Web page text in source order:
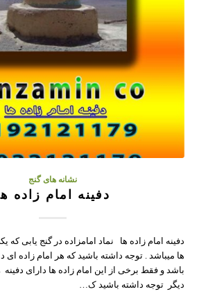
نشانه های گنج
دفینه امام زاده
دفینه امام زاده ها نماد امامزاده در گنج یابی که
ها میباشد . توجه داشته باشید که هر امام زاده ای
باشد و فقط برخی از این امام زاده ها دارای
دیگر توجه داشته باشید ک…